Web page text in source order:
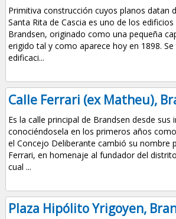
Primitiva construcción cuyos planos datan
Santa Rita de Cascia es uno de los
Brandsen, originado como una pequeña
erigido tal y como aparece hoy en 1898.
edificaci...
Calle Ferrari (ex Matheu),
Es la calle principal de Brandsen desde sus
conociéndosela en los primeros años como
el Concejo Deliberante cambió su nombre
Ferrari, en homenaje al fundador del
cual ...
Plaza Hipólito Yrigoyen,